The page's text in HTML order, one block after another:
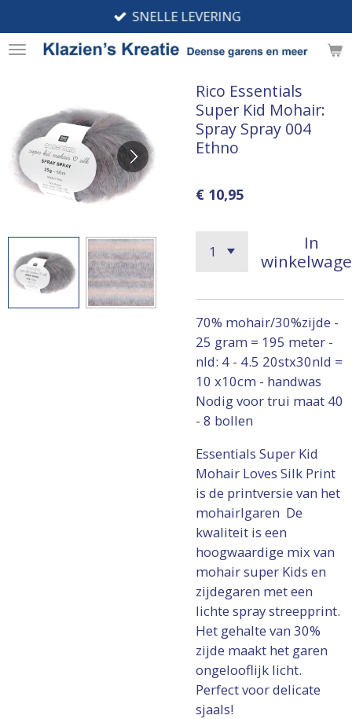
direct
naar
SNELLE LEVERING
Rico Essentials
Super Kid Mohair:
Spray Spray 004
Ethno
€ 10,95
In
70% mohair/30%zijde -
25 gram = 195 meter -
nld: 4 - 4.5 20stx30nld =
10 x10cm - handwas
Nodig voor trui maat 40
- 8 bollen
Essentials Super Kid
Mohair Loves Silk Print
is de printversie van het
mohairlgaren De
kwaliteit is een
hoogwaardige mix van
mohair super Kids en
zijdegaren met een
lichte spray streepprint.
Het gehalte van 30%
zijde maakt het garen
ongelooflijk licht.
Perfect voor delicate
sjaals!